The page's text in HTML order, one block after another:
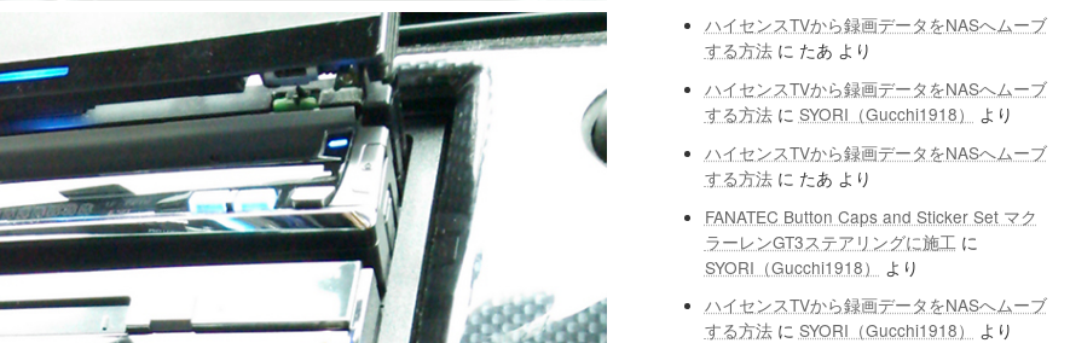
ハイセンスTVから録画データをNASへムーブ
する方法に たあ より
ハイセンスTVから録画データをNASへムーブ
する方法に SYORI（Gucchi1918）
より
ハイセンスTVから録画データをNASへムーブ
する方法に たあ より
FANATEC Button Caps and Sticker Set マク
ラーレンGT3ステアリングに施工 に
SYORI（Gucchi1918）
より
ハイセンスTVから録画データをNASへムーブ
する方法に SYORI（Gucchi1918） より